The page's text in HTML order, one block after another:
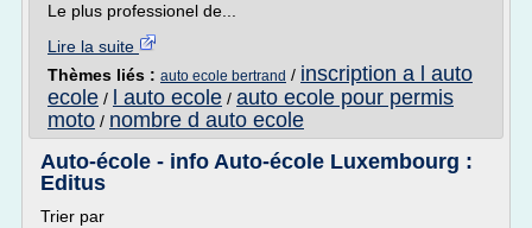
Le plus professionel de...
Lire la suite
Thèmes liés : auto ecole bertrand / inscription a l auto
ecole / l auto ecole / auto ecole pour permis
moto / nombre d auto ecole
Auto-école - info Auto-école Luxembourg :
Editus
Trier par